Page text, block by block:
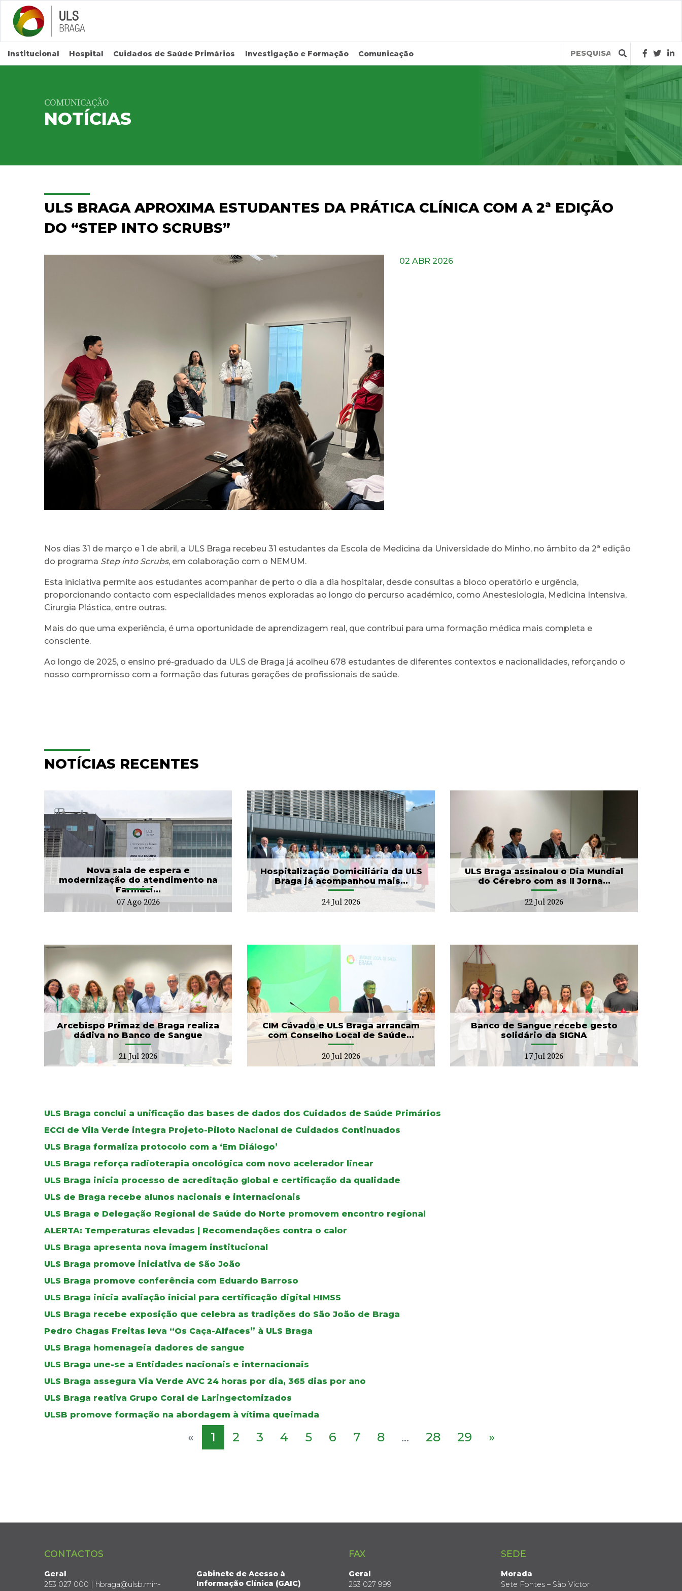
Saltar para conteúdo principal
Institucional Hospital Cuidados de Saúde Primários Investigação e Formação Comunicação
Query
COMUNICAÇÃO
NOTÍCIAS
ULS BRAGA APROXIMA ESTUDANTES DA PRÁTICA CLÍNICA COM A 2ª EDIÇÃO
DO “STEP INTO SCRUBS”
02 ABR 2026
Nos dias 31 de março e 1 de abril, a ULS Braga recebeu 31 estudantes da Escola de Medicina da Universidade do Minho, no âmbito da 2ª edição
do programa Step into Scrubs, em colaboração com o NEMUM.
Esta iniciativa permite aos estudantes acompanhar de perto o dia a dia hospitalar, desde consultas a bloco operatório e urgência,
proporcionando contacto com especialidades menos exploradas ao longo do percurso académico, como Anestesiologia, Medicina Intensiva,
Cirurgia Plástica, entre outras.
Mais do que uma experiência, é uma oportunidade de aprendizagem real, que contribui para uma formação médica mais completa e
consciente.
Ao longo de 2025, o ensino pré-graduado da ULS de Braga já acolheu 678 estudantes de diferentes contextos e nacionalidades, reforçando o
nosso compromisso com a formação das futuras gerações de profissionais de saúde.
NOTÍCIAS RECENTES
Nova sala de espera e
modernização do atendimento na
Farmáci...
07 Ago 2026
Hospitalização Domiciliária da ULS
Braga já acompanhou mais...
24 Jul 2026
Hospitalização
Domiciliária da ULS Braga
já acompanhou mais...
24 Jul 2026
ULS Braga assinalou o Dia Mundial
do Cérebro com as II Jorna...
22 Jul 2026
ULS Braga assinalou o Dia
Mundial do Cérebro com
as II Jorna...
22 Jul 2026
Arcebispo Primaz de Braga realiza
dádiva no Banco de Sangue
21 Jul 2026
CIM Cávado e ULS Braga arrancam
com Conselho Local de Saúde...
20 Jul 2026
CIM Cávado e ULS Braga
arrancam com Conselho
Local de Saúde...
20 Jul 2026
Banco de Sangue recebe gesto
solidário da SIGNA
17 Jul 2026
Banco de Sangue recebe
gesto solidário da SIGNA
17 Jul 2026
ULS Braga conclui a unificação das bases de dados dos Cuidados de Saúde Primários
ECCI de Vila Verde integra Projeto-Piloto Nacional de Cuidados Continuados
ULS Braga formaliza protocolo com a ‘Em Diálogo’
ULS Braga reforça radioterapia oncológica com novo acelerador linear
ULS Braga inicia processo de acreditação global e certificação da qualidade
ULS de Braga recebe alunos nacionais e internacionais
ULS Braga e Delegação Regional de Saúde do Norte promovem encontro regional
ALERTA: Temperaturas elevadas | Recomendações contra o calor
ULS Braga apresenta nova imagem institucional
ULS Braga promove iniciativa de São João
ULS Braga promove conferência com Eduardo Barroso
ULS Braga inicia avaliação inicial para certificação digital HIMSS
ULS Braga recebe exposição que celebra as tradições do São João de Braga
Pedro Chagas Freitas leva “Os Caça-Alfaces” à ULS Braga
ULS Braga homenageia dadores de sangue
ULS Braga une-se a Entidades nacionais e internacionais
ULS Braga assegura Via Verde AVC 24 horas por dia, 365 dias por ano
ULS Braga reativa Grupo Coral de Laringectomizados
ULSB promove formação na abordagem à vítima queimada
« 1 2 3 4 5 6 7 8 ... 28 29 »
CONTACTOS
Geral
253 027 000 | hbraga@ulsb.min-
Gabinete de Acesso à
Informação Clínica (GAIC)
FAX
Geral
253 027 999
SEDE
Morada
Sete Fontes – São Victor